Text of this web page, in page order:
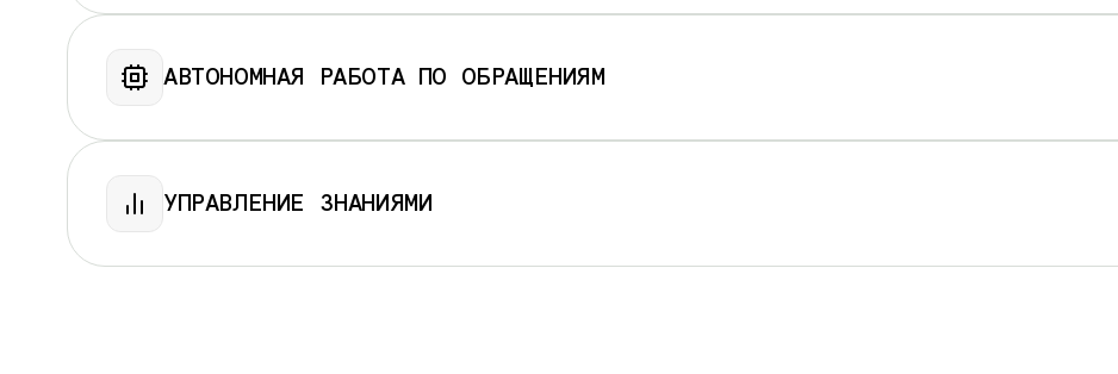
галлюцинирует: отвечает только на
АВТОНОМНАЯ РАБОТА ПО ОБРАЩЕНИЯМ
УПРАВЛЕНИЕ ЗНАНИЯМИ